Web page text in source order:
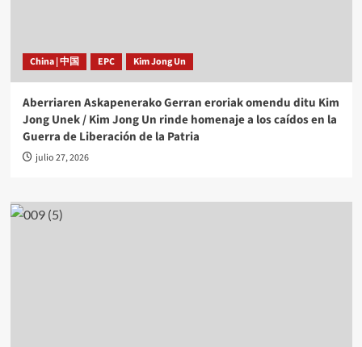
China | 中国 EPC Kim Jong Un
Aberriaren Askapenerako Gerran eroriak omendu ditu Kim
Jong Unek / Kim Jong Un rinde homenaje a los caídos en la
Guerra de Liberación de la Patria
julio 27, 2026